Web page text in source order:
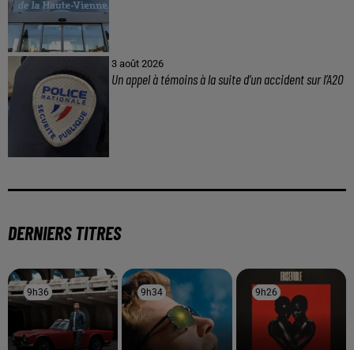
3 août 2026
Un appel à témoins à la suite d’un accident sur l’A20
DERNIERS TITRES
9h36
9h36 9h34
9h34 9h26
9h26